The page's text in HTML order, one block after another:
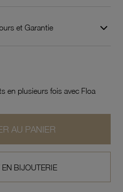
et Garantie
en plusieurs fois avec Floa
AU PANIER
EN BIJOUTERIE